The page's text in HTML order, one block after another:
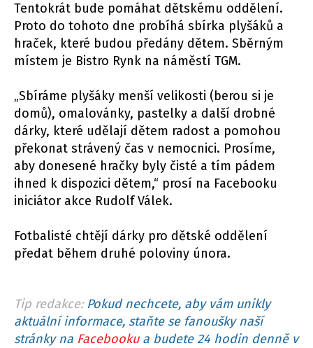
Tentokrát bude pomáhat dětskému oddělení.
Proto do tohoto dne probíhá sbírka plyšáků a
hraček, které budou předány dětem. Sběrným
místem je Bistro Rynk na náměstí TGM.
„Sbíráme plyšáky menší velikosti (berou si je
domů), omalovánky, pastelky a další drobné
dárky, které udělají dětem radost a pomohou
překonat strávený čas v nemocnici. Prosíme,
aby donesené hračky byly čisté a tím pádem
ihned k dispozici dětem,“ prosí na Facebooku
iniciátor akce Rudolf Válek.
Fotbalisté chtějí dárky pro dětské oddělení
předat během druhé poloviny února.
Tip redakce: Pokud nechcete, aby vám unikly
aktuální informace, staňte se fanoušky naší
stránky na Facebookua budete 24 hodin denně v